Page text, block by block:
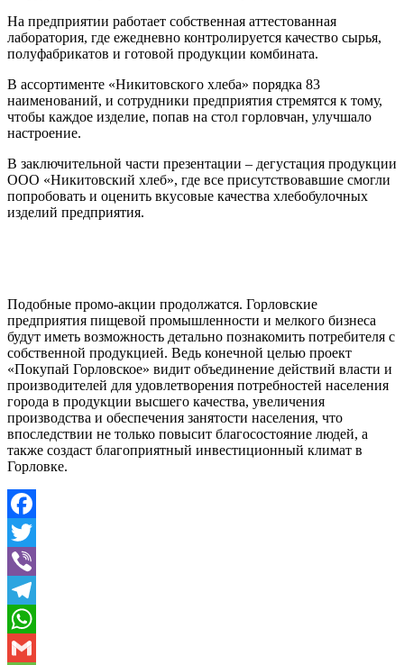
На предприятии работает собственная аттестованная
лаборатория, где ежедневно контролируется качество сырья,
полуфабрикатов и готовой продукции комбината.
В ассортименте «Никитовского хлеба» порядка 83
наименований, и сотрудники предприятия стремятся к тому,
чтобы каждое изделие, попав на стол горловчан, улучшало
настроение.
В заключительной части презентации – дегустация продукции
ООО «Никитовский хлеб», где все присутствовавшие смогли
попробовать и оценить вкусовые качества хлебобулочных
изделий предприятия.
Подобные промо-акции продолжатся. Горловские
предприятия пищевой промышленности и мелкого бизнеса
будут иметь возможность детально познакомить потребителя с
собственной продукцией. Ведь конечной целью проект
«Покупай Горловское» видит объединение действий власти и
производителей для удовлетворения потребностей населения
города в продукции высшего качества, увеличения
производства и обеспечения занятости населения, что
впоследствии не только повысит благосостояние людей, а
также создаст благоприятный инвестиционный климат в
Горловке.
Facebook
Twitter
Viber
Telegram
WhatsApp